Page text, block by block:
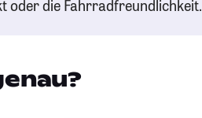
oder die Fahrradfreundlichkeit.